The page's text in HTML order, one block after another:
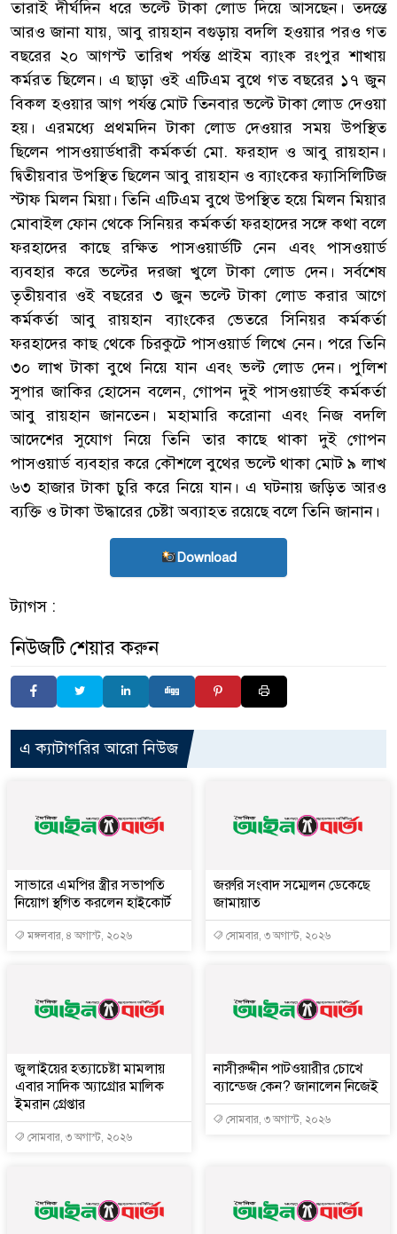
তারাই দীর্ঘদিন ধরে ভল্টে টাকা লোড দিয়ে আসছেন। তদন্তে
আরও জানা যায়, আবু রায়হান বগুড়ায় বদলি হওয়ার পরও গত
বছরের ২০ আগস্ট তারিখ পর্যন্ত প্রাইম ব্যাংক রংপুর শাখায়
কর্মরত ছিলেন। এ ছাড়া ওই এটিএম বুথে গত বছরের ১৭ জুন
বিকল হওয়ার আগ পর্যন্ত মোট তিনবার ভল্টে টাকা লোড দেওয়া
হয়। এরমধ্যে প্রথমদিন টাকা লোড দেওয়ার সময় উপস্থিত
ছিলেন পাসওয়ার্ডধারী কর্মকর্তা মো. ফরহাদ ও আবু রায়হান।
দ্বিতীয়বার উপস্থিত ছিলেন আবু রায়হান ও ব্যাংকের ফ্যাসিলিটিজ
স্টাফ মিলন মিয়া। তিনি এটিএম বুথে উপস্থিত হয়ে মিলন মিয়ার
মোবাইল ফোন থেকে সিনিয়র কর্মকর্তা ফরহাদের সঙ্গে কথা বলে
ফরহাদের কাছে রক্ষিত পাসওয়ার্ডটি নেন এবং পাসওয়ার্ড
ব্যবহার করে ভল্টের দরজা খুলে টাকা লোড দেন। সর্বশেষ
তৃতীয়বার ওই বছরের ৩ জুন ভল্টে টাকা লোড করার আগে
কর্মকর্তা আবু রায়হান ব্যাংকের ভেতরে সিনিয়র কর্মকর্তা
ফরহাদের কাছ থেকে চিরকুটে পাসওয়ার্ড লিখে নেন। পরে তিনি
৩০ লাখ টাকা বুথে নিয়ে যান এবং ভল্ট লোড দেন। পুলিশ
সুপার জাকির হোসেন বলেন, গোপন দুই পাসওয়ার্ডই কর্মকর্তা
আবু রায়হান জানতেন। মহামারি করোনা এবং নিজ বদলি
আদেশের সুযোগ নিয়ে তিনি তার কাছে থাকা দুই গোপন
পাসওয়ার্ড ব্যবহার করে কৌশলে বুথের ভল্টে থাকা মোট ৯ লাখ
৬৩ হাজার টাকা চুরি করে নিয়ে যান। এ ঘটনায় জড়িত আরও
ব্যক্তি ও টাকা উদ্ধারের চেষ্টা অব্যাহত রয়েছে বলে তিনি জানান।
Download
ট্যাগস :
নিউজটি শেয়ার করুন
এ ক্যাটাগরির আরো নিউজ
সাভারে এমপির স্ত্রীর সভাপতি
নিয়োগ স্থগিত করলেন হাইকোর্ট
মঙ্গলবার, ৪ অগাস্ট, ২০২৬
জরুরি সংবাদ সম্মেলন ডেকেছে
জামায়াত
সোমবার, ৩ অগাস্ট, ২০২৬
জুলাইয়ের হত্যাচেষ্টা মামলায়
এবার সাদিক অ্যাগ্রোর মালিক
ইমরান গ্রেপ্তার
সোমবার, ৩ অগাস্ট, ২০২৬
নাসীরুদ্দীন পাটওয়ারীর চোখে
ব্যান্ডেজ কেন? জানালেন নিজেই
সোমবার, ৩ অগাস্ট, ২০২৬